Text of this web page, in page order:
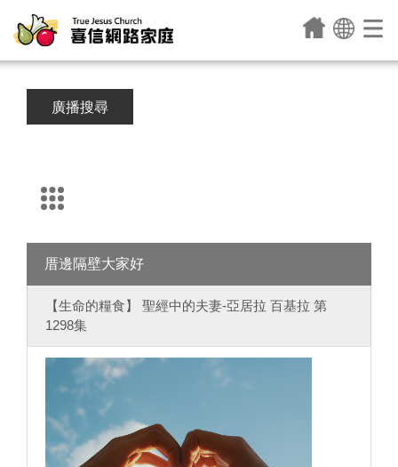
廣播搜尋
厝邊隔壁大家好
【生命的糧食】 聖經中的夫妻-亞居拉 百基拉 第
1298集